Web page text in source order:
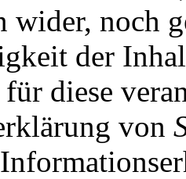
wider, noch
der
für diese
von